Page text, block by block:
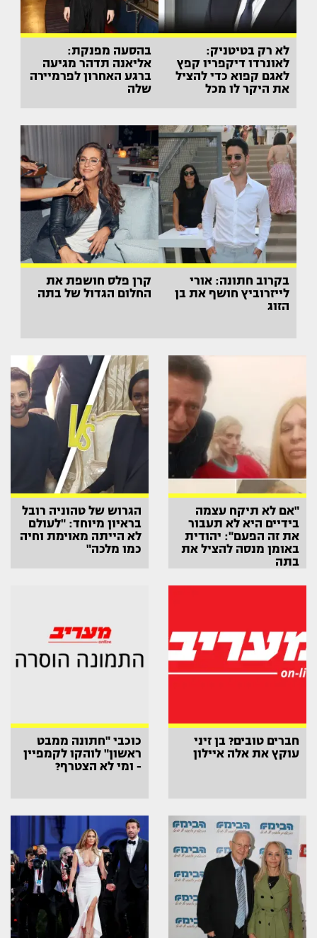
לא רק בטיטניק:
לאונרדו דיקפריו קפץ
לאגם קפוא כדי להציל
את היקר לו מכל
בהסעה מפנקת:
אליאנה תדהר מגיעה
ברגע האחרון לפרמיירה
שלה
בקרוב חתונה: אורי
לייזרוביץ חושף את בן
הזוג
קרן פלס חושפת את
החלום הגדול של בתה
"אם לא תיקח עצמה
בידיים היא לא תעבור
את זה הפעם": יהודית
באומן מנסה להציל את
בתה
הגרוש של טהוניה רובל
בראיון מיוחד: "לעולם
לא הייתה מאוימת וחיה
כמו מלכה"
חברים טובים? בן זיני
עוקץ את אלה איילון
כוכבי "חתונה ממבט
ראשון" לוהקו לקמפיין
- ומי לא הצטרף?